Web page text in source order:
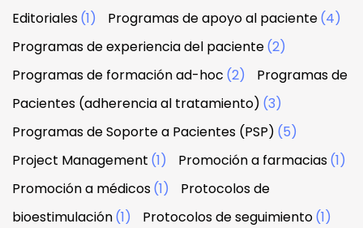
Editoriales(1) Programas de apoyo al paciente(4)
Programas de experiencia del paciente(2)
Programas de formación ad-hoc (2)
Programas de
Pacientes (adherencia al tratamiento) (3)
Programas de Soporte a Pacientes (PSP) (5)
Project Management (1) Promoción a farmacias(1)
Promoción a médicos(1)
Protocolos de
bioestimulación(1) Protocolos de seguimiento(1)